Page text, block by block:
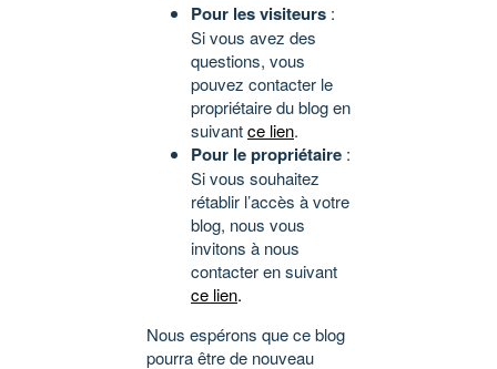
Pour les visiteurs :
Si vous avez des
questions, vous
pouvez contacter le
propriétaire du blog en
suivantce lien.
Pour le propriétaire :
Si vous souhaitez
rétablir l’accès à votre
blog, nous vous
invitons à nous
contacter en suivant
ce lien.
Nous espérons que ce blog
pourra être de nouveau